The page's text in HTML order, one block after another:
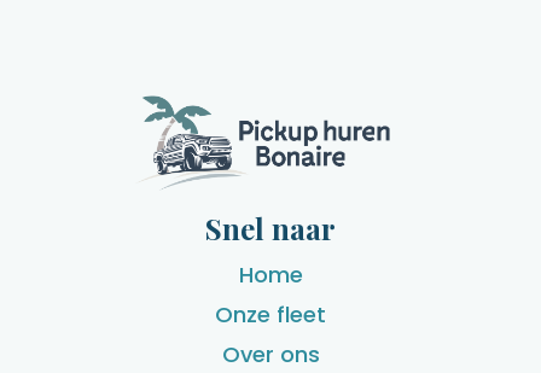
Snel naar
Home
Onze fleet
Over ons